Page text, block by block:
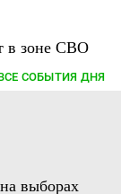
в зоне СВО
СОБЫТИЯ ДНЯ
выборах